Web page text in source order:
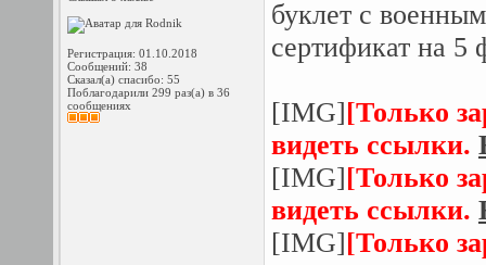
Регистрация: 01.10.2018
Сообщений: 38
Сказал(а) спасибо: 55
Поблагодарили 299 раз(а) в 36
сообщениях
буклет с
сертификат на 5
[IMG][Только
видеть ссылки.
[IMG][Только
видеть ссылки.
[IMG][Только